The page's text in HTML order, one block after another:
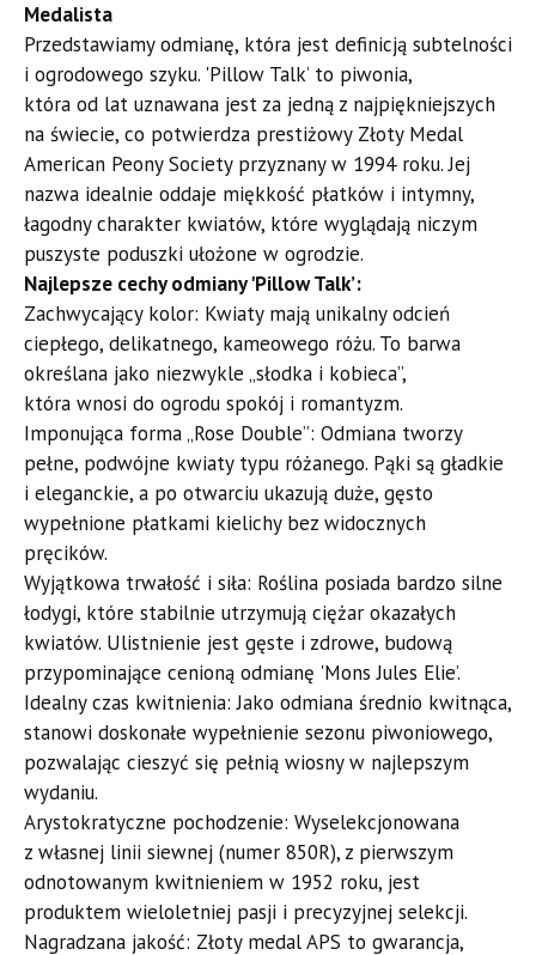
Medalista
​Przedstawiamy odmianę, która jest definicją subtelności
i ogrodowego szyku. 'Pillow Talk’ to piwonia,
która od lat uznawana jest za jedną z najpiękniejszych
na świecie, co potwierdza prestiżowy Złoty Medal
American Peony Society przyznany w 1994 roku. Jej
nazwa idealnie oddaje miękkość płatków i intymny,
łagodny charakter kwiatów, które wyglądają niczym
puszyste poduszki ułożone w ogrodzie.
​Najlepsze cechy odmiany 'Pillow Talk’:
​Zachwycający kolor: Kwiaty mają unikalny odcień
ciepłego, delikatnego, kameowego różu. To barwa
określana jako niezwykle „słodka i kobieca”,
która wnosi do ogrodu spokój i romantyzm.
​Imponująca forma „Rose Double”: Odmiana tworzy
pełne, podwójne kwiaty typu różanego. Pąki są gładkie
i eleganckie, a po otwarciu ukazują duże, gęsto
wypełnione płatkami kielichy bez widocznych
pręcików.
​Wyjątkowa trwałość i siła: Roślina posiada bardzo silne
łodygi, które stabilnie utrzymują ciężar okazałych
kwiatów. Ulistnienie jest gęste i zdrowe, budową
przypominające cenioną odmianę 'Mons Jules Elie’.
​Idealny czas kwitnienia: Jako odmiana średnio kwitnąca,
stanowi doskonałe wypełnienie sezonu piwoniowego,
pozwalając cieszyć się pełnią wiosny w najlepszym
wydaniu.
​Arystokratyczne pochodzenie: Wyselekcjonowana
z własnej linii siewnej (numer 850R), z pierwszym
odnotowanym kwitnieniem w 1952 roku, jest
produktem wieloletniej pasji i precyzyjnej selekcji.
​Nagradzana jakość: Złoty medal APS to gwarancja,